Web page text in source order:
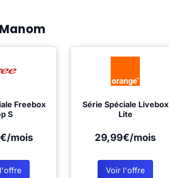
Freebox
S
mois
Série Spéciale Livebox
Lite
29,99€/mois
Voir l'offre